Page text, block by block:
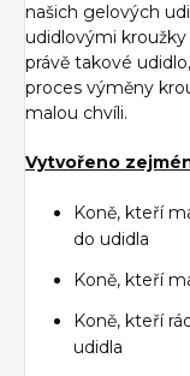
našich gelových
udidlovými
právě takové
proces výměny
malou chvíli.
Vytvořeno
Koně, kteří
do udidla
Koně, kteří
Koně, kteří
udidla